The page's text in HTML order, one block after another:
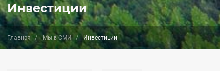
Инвестиции
Главная Мы в СМИ Инвестиции